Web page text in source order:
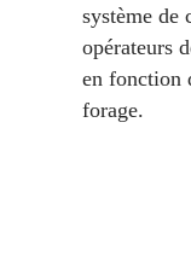
système de
opérateurs
en fonction
forage.